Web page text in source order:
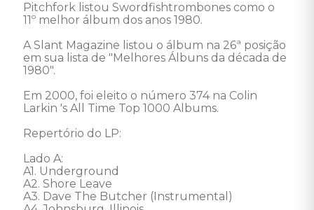
Pitchfork listou Swordfishtrombones como o
11º melhor álbum dos anos 1980.
A Slant Magazine listou o álbum na 26ª posição
em sua lista de "Melhores Álbuns da década de
1980".
Em 2000, foi eleito o número 374 na Colin
Larkin 's All Time Top 1000 Albums.
Repertório do LP:
Lado A:
A1. Underground
A2. Shore Leave
A3. Dave The Butcher (Instrumental)